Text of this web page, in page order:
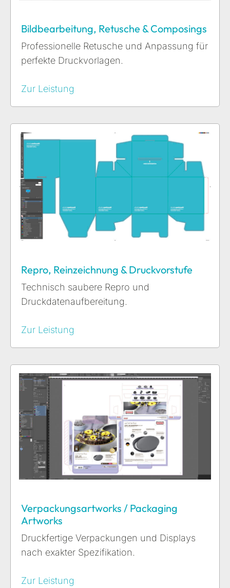
Bildbearbeitung, Retusche & Composings
Professionelle Retusche und Anpassung für
perfekte Druckvorlagen.
Zur Leistung
Repro, Reinzeichnung & Druckvorstufe
Technisch saubere Repro und
Druckdatenaufbereitung.
Zur Leistung
Verpackungsartworks / Packaging
Artworks
Druckfertige Verpackungen und Displays
nach exakter Spezifikation.
Zur Leistung